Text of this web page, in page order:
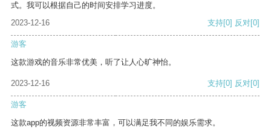
式。我可以根据自己的时间安排学习进度。
2023-12-16
支持[0] 反对[0]
游客
这款游戏的音乐非常优美，听了让人心旷神怡。
2023-12-16 支持[0] 反对[0]
游客
这款app的视频资源非常丰富，可以满足我不同的娱乐需求。